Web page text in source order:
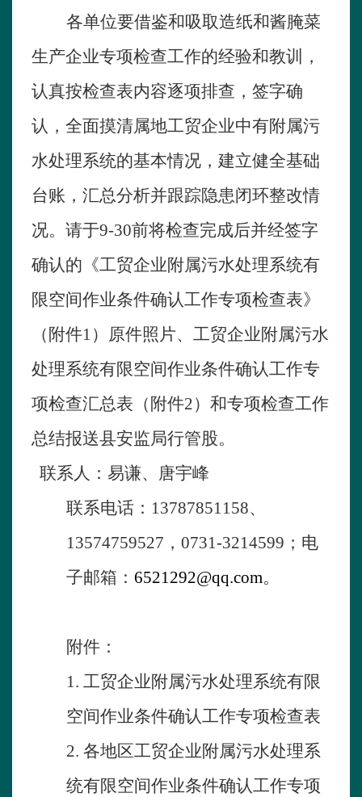
各单位要借鉴和吸取造纸和酱腌菜
生产企业专项检查工作的经验和教训，
认真按检查表内容逐项排查，签字确
认，全面摸清属地工贸企业中有附属污
水处理系统的基本情况，建立健全基础
台账，汇总分析并跟踪隐患闭环整改情
况。请于9-30前将检查完成后并经签字
确认的《工贸企业附属污水处理系统有
限空间作业条件确认工作专项检查表》
（附件1）原件照片、工贸企业附属污水
处理系统有限空间作业条件确认工作专
项检查汇总表（附件2）和专项检查工作
总结报送县安监局行管股。
联系人：易谦、唐宇峰
联系电话： 13787851158、
13574759527 ， 0731-3214599 ；电
子邮箱： 6521292@qq.com。
附件：
1. 工贸企业附属污水处理系统有限
空间作业条件确认工作专项检查表
2. 各地区工贸企业附属污水处理系
统有限空间作业条件确认工作专项